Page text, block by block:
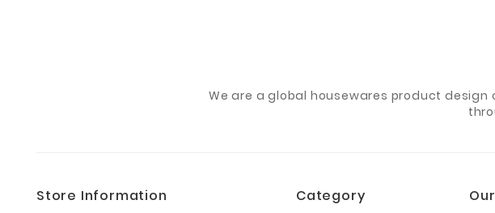
We are a global housewares product
Store Information Category